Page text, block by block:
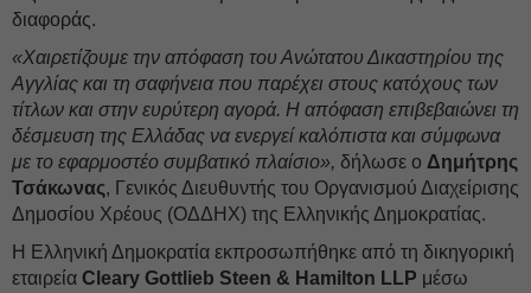
διαφοράς.
«Χαιρετίζουμε την απόφαση του Ανώτατου Δικαστηρίου της
Αγγλίας και τη σαφήνεια που παρέχει στους κατόχους των
τίτλων και στην ευρύτερη αγορά. Η απόφαση επιβεβαιώνει τη
δέσμευση της Ελλάδας να ενεργεί καλόπιστα και σύμφωνα
με το εφαρμοστέο συμβατικό πλαίσιο», δήλωσε ο Δημήτρης
Τσάκωνας, Γενικός Διευθυντής του Οργανισμού Διαχείρισης
Δημοσίου Χρέους (ΟΔΔΗΧ) της Ελληνικής Δημοκρατίας.
Η Ελληνική Δημοκρατία εκπροσωπήθηκε από τη δικηγορική
εταιρεία Cleary Gottlieb Steen & Hamilton LLP μέσω